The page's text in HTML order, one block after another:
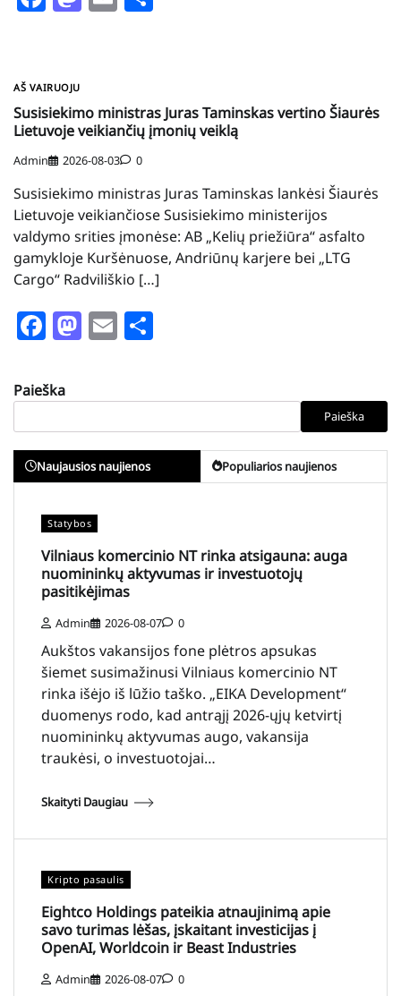
AŠ VAIRUOJU
Susisiekimo ministras Juras Taminskas vertino Šiaurės
Lietuvoje veikiančių įmonių veiklą
Admin 2026-08-03 0
Susisiekimo ministras Juras Taminskas lankėsi Šiaurės
Lietuvoje veikiančiose Susisiekimo ministerijos
valdymo srities įmonėse: AB „Kelių priežiūra“ asfalto
gamykloje Kuršėnuose, Andriūnų karjere bei „LTG
Cargo“ Radviliškio […]
Facebook
Mastodon
Email
Paieška
Paieška
Naujausios naujienos Populiarios naujienos
Statybos
Vilniaus komercinio NT rinka atsigauna: auga
nuomininkų aktyvumas ir investuotojų
pasitikėjimas
Admin 2026-08-07 0
Aukštos vakansijos fone plėtros apsukas
šiemet susimažinusi Vilniaus komercinio NT
rinka išėjo iš lūžio taško. „EIKA Development“
duomenys rodo, kad antrąjį 2026-ųjų ketvirtį
nuomininkų aktyvumas augo, vakansija
traukėsi, o investuotojai…
Skaityti Daugiau
Kripto pasaulis
Eightco Holdings pateikia atnaujinimą apie
savo turimas lėšas, įskaitant investicijas į
OpenAI, Worldcoin ir Beast Industries
Admin 2026-08-07 0